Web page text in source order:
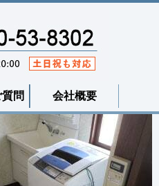
問 会社概要